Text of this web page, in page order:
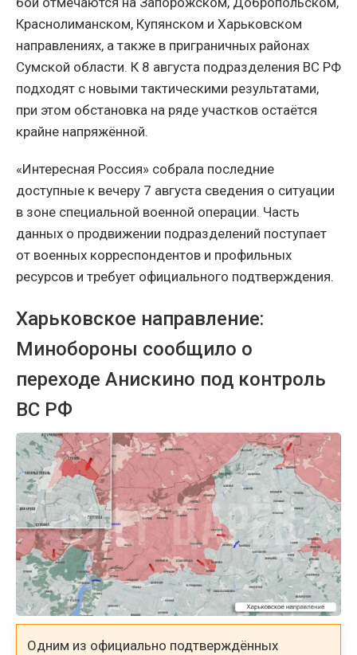
Краснолиманском, Купянском и Харьковском
направлениях, а также в приграничных районах
Сумской области. К 8 августа подразделения ВС РФ
подходят с новыми тактическими результатами,
при этом обстановка на ряде участков остаётся
крайне напряжённой.
«Интересная Россия» собрала последние
доступные к вечеру 7 августа сведения о ситуации
в зоне специальной военной операции. Часть
данных о продвижении подразделений поступает
от военных корреспондентов и профильных
ресурсов и требует официального подтверждения.
Харьковское направление:
Минобороны сообщило о
переходе Анискино под контроль
ВС РФ
Одним из официально подтверждённых